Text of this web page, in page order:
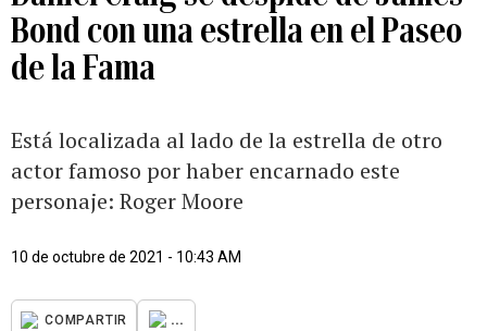
Bond con una estrella en el Paseo
de la Fama
Está localizada al lado de la estrella de otro
actor famoso por haber encarnado este
personaje: Roger Moore
10 de octubre de 2021 - 10:43 AM
COMPARTIR ...